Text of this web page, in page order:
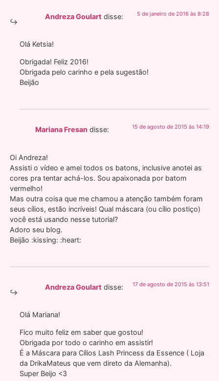
Andreza Goulart disse: 5 de janeiro de 2016 às 8:28
Olá Ketsia!
Obrigada! Feliz 2016!
Obrigada pelo carinho e pela sugestão!
Beijão
Mariana Fresan disse: 15 de agosto de 2015 às 14:19
Oi Andreza!
Assisti o vídeo e amei todos os batons, inclusive anotei as
cores pra tentar achá-los. Sou apaixonada por batom
vermelho!
Mas outra coisa que me chamou a atenção também foram
seus cílios, estão incríveis! Qual máscara (ou cílio postiço)
você está usando nesse tutorial?
Adoro seu blog.
Beijão :kissing: :heart:
Andreza Goulart disse: 17 de agosto de 2015 às 13:51
Olá Mariana!
Fico muito feliz em saber que gostou!
Obrigada por todo o carinho em assistir!
É a Máscara para Cílios Lash Princess da Essence ( Loja
da DrikaMateus que vem direto da Alemanha).
Super Beijo <3